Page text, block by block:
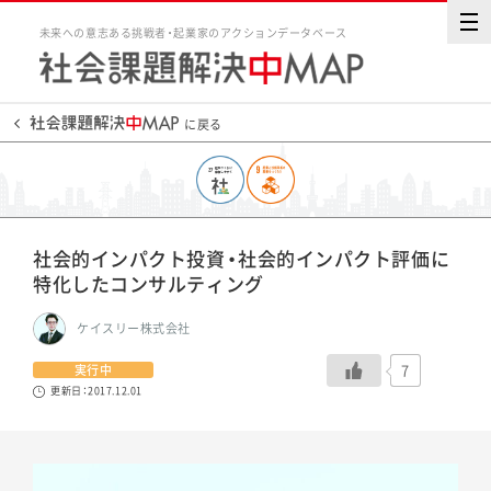
未来への意志ある挑戦者・起業家のアクションデータベース
に戻る
社会的インパクト投資・社会的インパクト評価に
特化したコンサルティング
ケイスリー株式会社
実行中
更新日：2017.12.01
7